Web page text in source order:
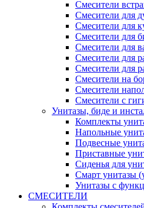
Смесители
Смесители для
Смесители для
Смесители для
Смесители для
Смесители для
Смесители для
Смесители на
Смесители
Смесители с
Унитазы, биде и
Комплекты
Напольные
Подвесные
Приставные
Сиденья для
Смарт унитазы
Унитазы с
СМЕСИТЕЛИ